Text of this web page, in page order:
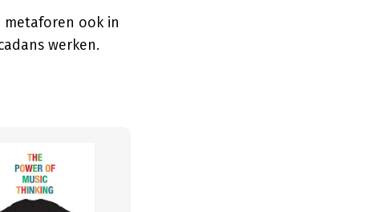
metaforen ook in
werken.